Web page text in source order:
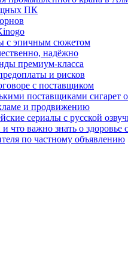
ПК
с эпичным сюжетом
надёжно
премиум-класса
и рисков
с поставщиком
поставщиками сигарет
и продвижению
сериалы с русской
что важно знать о здоровье
по частному объявлению